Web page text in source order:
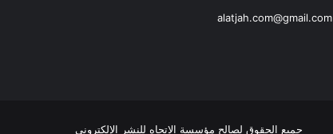
alatjah.com@gmail.com
جميع الحقوق لصالح مؤسسة الاتجاه للنشر الإلكتروني